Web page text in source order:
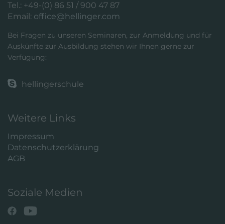
Tel.: +49-(0) 86 51 / 900 47 87
Email: office@hellinger.com
Bei Fragen zu unseren Seminaren, zur Anmeldung und für
Auskünfte zur Ausbildung stehen wir Ihnen gerne zur
Verfügung:
hellingerschule
Weitere Links
Impressum
Datenschutzerklärung
AGB
Soziale Medien